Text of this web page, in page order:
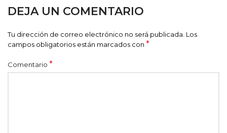
DEJA UN COMENTARIO
Tu dirección de correo electrónico no será publicada. Los
campos obligatorios están marcados con *
Comentario *